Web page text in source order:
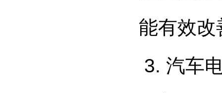
能有效
3. 汽车